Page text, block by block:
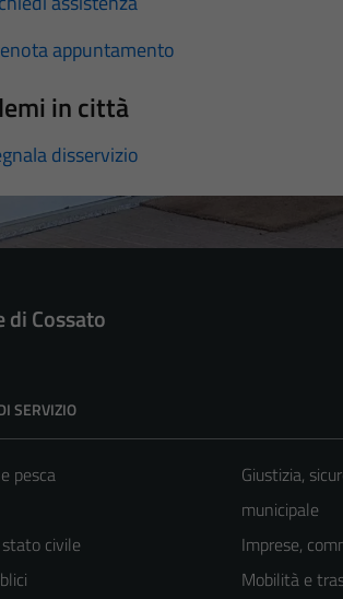
appuntamento
in città
disservizio
di Cossato
SERVIZIO
pesca
civile
Giustizia,
municipale
Imprese,
Mobilità e